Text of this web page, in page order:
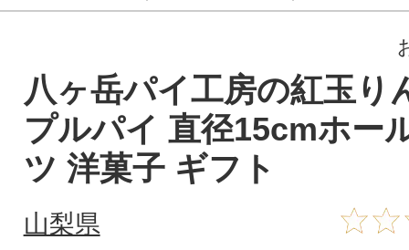
八ヶ岳パイ工房の紅玉り
プルパイ 直径15cmホー
ツ 洋菓子 ギフト
山梨県